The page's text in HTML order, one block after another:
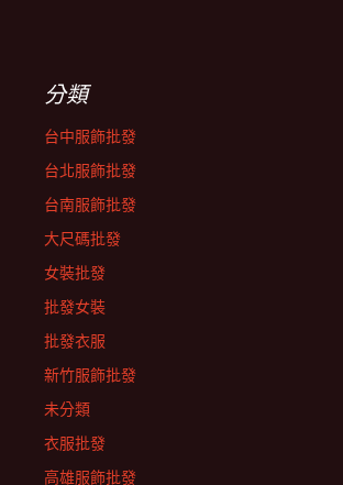
分類
台中服飾批發
台北服飾批發
台南服飾批發
大尺碼批發
女裝批發
批發女裝
批發衣服
新竹服飾批發
未分類
衣服批發
高雄服飾批發